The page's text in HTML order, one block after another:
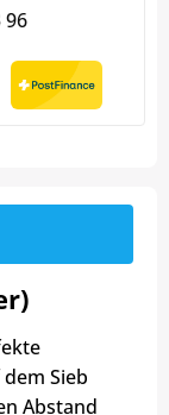
96
Sieb
Abstand